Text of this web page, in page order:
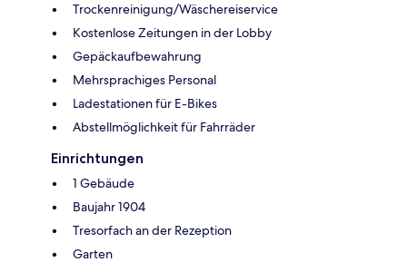
Trockenreinigung/Wäschereiservice
Kostenlose Zeitungen in der Lobby
Gepäckaufbewahrung
Mehrsprachiges Personal
Ladestationen für E-Bikes
Abstellmöglichkeit für Fahrräder
Einrichtungen
1 Gebäude
Baujahr 1904
Tresorfach an der Rezeption
Garten